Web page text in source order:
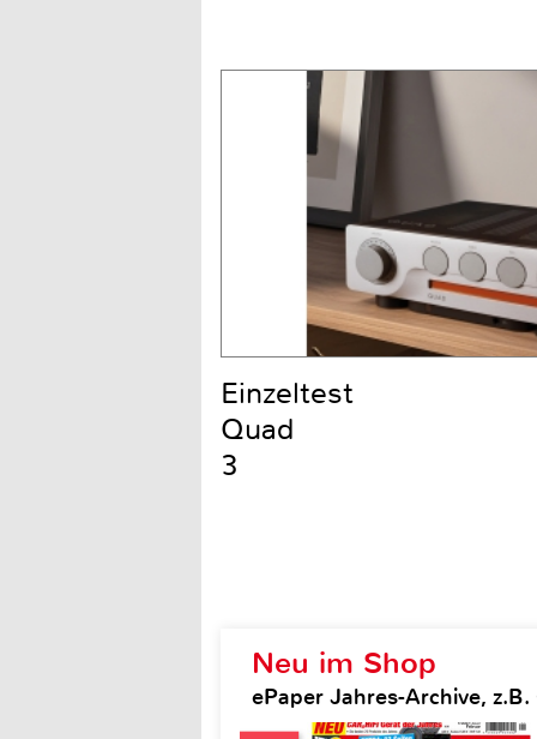
Neu im Shop
ePaper Jahres-Archive,
Einzeltest
Quad
3